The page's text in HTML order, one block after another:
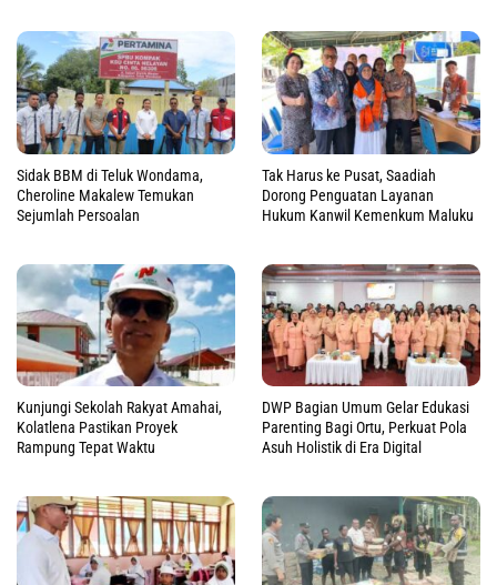
Sidak BBM di Teluk Wondama,
Cheroline Makalew Temukan
Sejumlah Persoalan
Tak Harus ke Pusat, Saadiah
Dorong Penguatan Layanan
Hukum Kanwil Kemenkum Maluku
Kunjungi Sekolah Rakyat Amahai,
Kolatlena Pastikan Proyek
Rampung Tepat Waktu
DWP Bagian Umum Gelar Edukasi
Parenting Bagi Ortu, Perkuat Pola
Asuh Holistik di Era Digital